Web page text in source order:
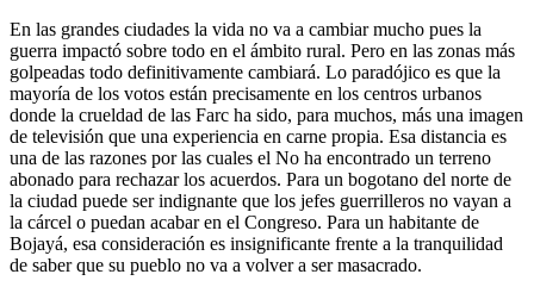
En las grandes ciudades la vida no va a cambiar mucho pues la
guerra impactó sobre todo en el ámbito rural. Pero en las zonas más
golpeadas todo definitivamente cambiará. Lo paradójico es que la
mayoría de los votos están precisamente en los centros urbanos
donde la crueldad de las Farc ha sido, para muchos, más una imagen
de televisión que una experiencia en carne propia. Esa distancia es
una de las razones por las cuales el No ha encontrado un terreno
abonado para rechazar los acuerdos. Para un bogotano del norte de
la ciudad puede ser indignante que los jefes guerrilleros no vayan a
la cárcel o puedan acabar en el Congreso. Para un habitante de
Bojayá, esa consideración es insignificante frente a la tranquilidad
de saber que su pueblo no va a volver a ser masacrado.